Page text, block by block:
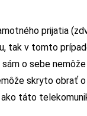
prijatia
tak v tomto
sám o sebe
skryto obrať o
táto